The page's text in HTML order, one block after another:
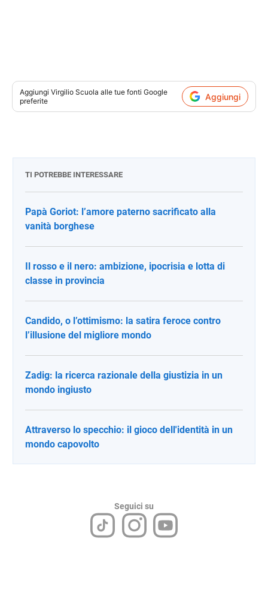
Aggiungi Virgilio Scuola alle tue fonti Google
preferite
Aggiungi
TI POTREBBE INTERESSARE
Papà Goriot: l’amore paterno sacrificato alla
vanità borghese
Il rosso e il nero: ambizione, ipocrisia e lotta di
classe in provincia
Candido, o l’ottimismo: la satira feroce contro
l’illusione del migliore mondo
Zadig: la ricerca razionale della giustizia in un
mondo ingiusto
Attraverso lo specchio: il gioco dell'identità in un
mondo capovolto
Seguici su